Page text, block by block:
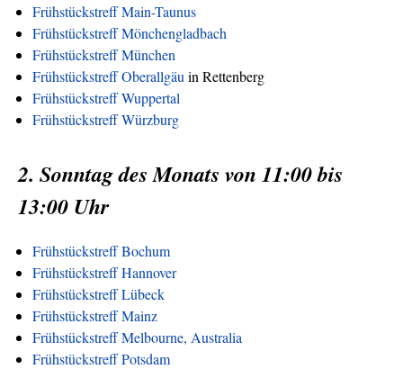
Frühstückstreff Main-Taunus
Frühstückstreff Mönchengladbach
Frühstückstreff München
Frühstückstreff Oberallgäu in Rettenberg
Frühstückstreff Wuppertal
Frühstückstreff Würzburg
2. Sonntag des Monats von 11:00 bis
13:00 Uhr
Frühstückstreff Bochum
Frühstückstreff Hannover
Frühstückstreff Lübeck
Frühstückstreff Mainz
Frühstückstreff Melbourne, Australia
Frühstückstreff Potsdam